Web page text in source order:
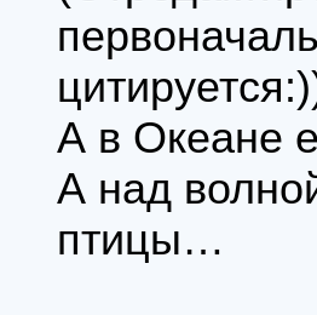
А в Океане
А над
птицы…